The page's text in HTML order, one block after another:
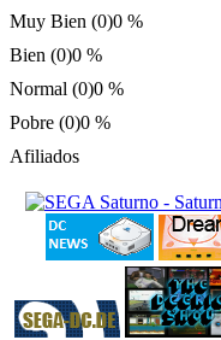
Muy Bien (0)0 %
Bien (0)0 %
Normal (0)0 %
Pobre (0)0 %
Afiliados